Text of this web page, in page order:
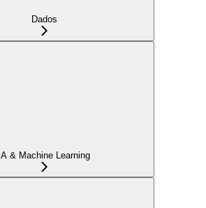
Dados
IA & Machine Learning